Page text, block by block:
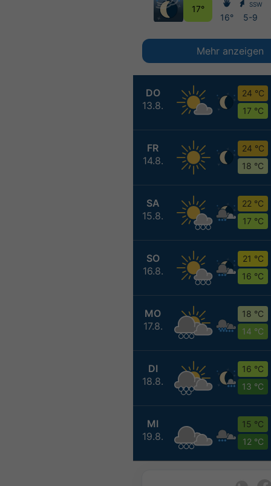
DO
13.8.
24 °C
17 °C
FR
14.8.
24 °C
18 °C
SA
15.8.
22 °C
17 °C
SO
16.8.
21 °C
16 °C
MO
17.8.
18 °C
14 °C
DI
18.8.
16 °C
13 °C
MI
19.8.
15 °C
12 °C
17°
16°
SSW
5-9
Mehr anzeigen